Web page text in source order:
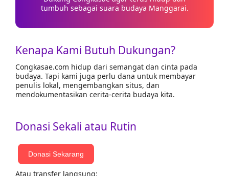
tumbuh sebagai suara budaya Manggarai.
Kenapa Kami Butuh Dukungan?
Congkasae.com hidup dari semangat dan cinta pada
budaya. Tapi kami juga perlu dana untuk membayar
penulis lokal, mengembangkan situs, dan
mendokumentasikan cerita-cerita budaya kita.
Donasi Sekali atau Rutin
Donasi Sekarang
Atau transfer langsung: